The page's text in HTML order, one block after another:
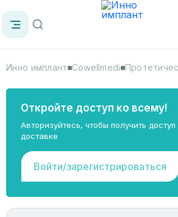
Инно имплант Cowellmedi
Откройте доступ ко всему!
Авторизуйтесь, чтобы получить
доставке
Войти/зарегистрироваться